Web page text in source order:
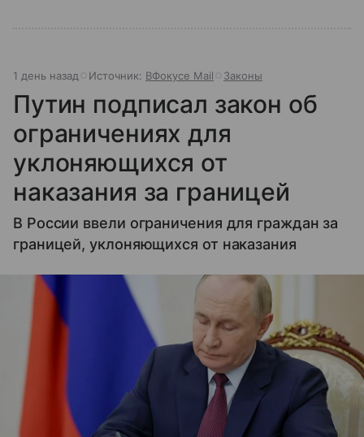
1 день назад Источник: ВФокусе Mail Законы
Путин подписал закон об
ограничениях для
уклоняющихся от
наказания за границей
В России ввели ограничения для граждан за
границей, уклоняющихся от наказания